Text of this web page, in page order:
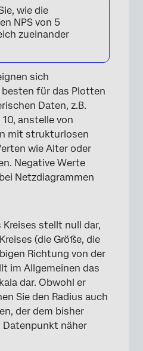
×
wie die
NPS von 5
zueinander
sich
für das Plotten
Daten, z.B.
10, anstelle von
mit strukturlosen
wie Alter oder
Negative Werte
Netzdiagrammen
stellt null dar,
(die Größe, die
Richtung von der
im Allgemeinen das
dar. Obwohl er
Sie den Radius auch
der dem bisher
näher